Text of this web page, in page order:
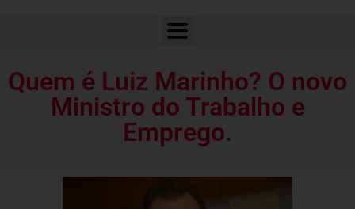
Quem é Luiz Marinho? O novo
Ministro do Trabalho e
Emprego.